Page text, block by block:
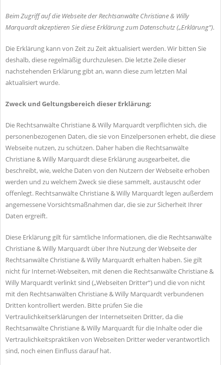
Beim Zugriff auf die Webseite der Rechtsanwälte Christiane & Willy
Marquardt akzeptieren Sie diese Erklärung zum Datenschutz („Erklärung“).
Die Erklärung kann von Zeit zu Zeit aktualisiert werden. Wir bitten Sie
deshalb, diese regelmäßig durchzulesen. Die letzte Zeile dieser
nachstehenden Erklärung gibt an, wann diese zum letzten Mal
aktualisiert wurde.
Zweck und Geltungsbereich dieser Erklärung:
Die Rechtsanwälte Christiane & Willy Marquardt verpflichten sich, die
personenbezogenen Daten, die sie von Einzelpersonen erhebt, die diese
Webseite nutzen, zu schützen. Daher haben die Rechtsanwälte
Christiane & Willy Marquardt diese Erklärung ausgearbeitet, die
beschreibt, wie, welche Daten von den Nutzern der Webseite erhoben
werden und zu welchem Zweck sie diese sammelt, austauscht oder
offenlegt. Rechtsanwälte Christiane & Willy Marquardt legen außerdem
angemessene Vorsichtsmaßnahmen dar, die sie zur Sicherheit Ihrer
Daten ergreift.
Diese Erklärung gilt für sämtliche Informationen, die die Rechtsanwälte
Christiane & Willy Marquardt über Ihre Nutzung der Webseite der
Rechtsanwälte Christiane & Willy Marquardt erhalten haben. Sie gilt
nicht für Internet-Webseiten, mit denen die Rechtsanwälte Christiane &
Willy Marquardt verlinkt sind („Webseiten Dritter“) und die von nicht
mit den Rechtsanwälten Christiane & Willy Marquardt verbundenen
Dritten kontrolliert werden. Bitte prüfen Sie die
Vertraulichkeitserklärungen der Internetseiten Dritter, da die
Rechtsanwälte Christiane & Willy Marquardt für die Inhalte oder die
Vertraulichkeitspraktiken von Webseiten Dritter weder verantwortlich
sind, noch einen Einfluss darauf hat.